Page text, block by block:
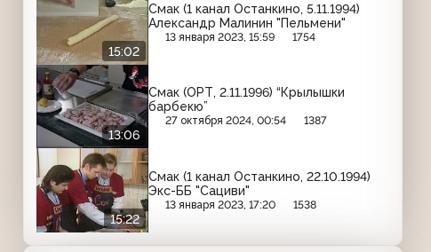
15:02
Смак (1 канал Останкино, 5.11.1994)
Александр Малинин "Пельмени"
13 января 2023, 15:59 1754
13:06
Смак (ОРТ, 2.11.1996) “Крылышки
барбекю”
27 октября 2024, 00:54 1387
15:22
Смак (1 канал Останкино, 22.10.1994)
Экс-ББ "Сациви"
13 января 2023, 17:20 1538